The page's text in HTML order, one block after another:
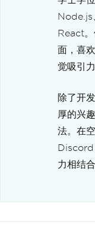
Node.js
React。
面，喜
觉吸引
除了开
厚的兴
法。在
Discord
力相结合